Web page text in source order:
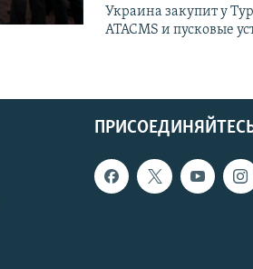
Украина закупит у
ATACMS и пусковые